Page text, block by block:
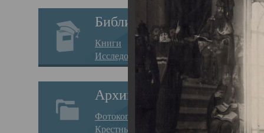
Библиотека
Книги
Исследования
Архив
Фотокопии дел
Крестные ходы